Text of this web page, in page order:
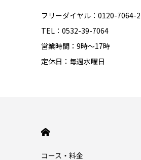
フリーダイヤル：0120-7064-
TEL：0532-39-7064
営業時間：9時～17時
定休日：毎週水曜日
コース・料金